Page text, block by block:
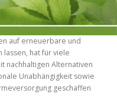
auf erneuerbare und
lassen, hat für viele
nachhaltigen Alternativen
Unabhängigkeit sowie
geschaffen